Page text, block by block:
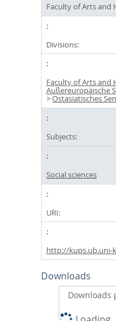
Faculty of Arts and
Divisions:
Faculty of Arts and
Außereuropäische
>Ostasiatisches
Subjects:
Social sciences
URI:
http://kups.ub.uni-
Downloads
Downloads